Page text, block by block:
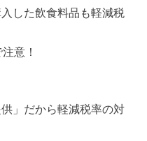
した飲食料品も軽減税
意！
」だから軽減税率の対